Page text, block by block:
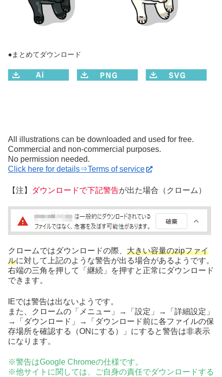
●まとめてダウンロード
All illustrations can be downloaded and used for free.
Commercial and non-commercial purposes.
No permission needed.
Click here for details⇒Terms of service
【注】 ダウンロードで下記警告が出た場合（クローム）
クロームではダウンロードの際、 大きい容量のzipファイ
ルに対して上記のような警告が出る場合があるようです。
右端の三角を押して「継続」を押すと正常にダウンロード
できます。
IEでは警告は出ないようです。
また、クロームの「メニュー」→「設定」→「詳細設定」
→「ダウンロード」→「ダウンロード前に各ファイルの保
存場所を確認する（ONにする）」にすると警告は非表示
になります。
※警告はGoogle Chromeの仕様です。
※他サイトに関しては、ご自身の責任でダウンロードする